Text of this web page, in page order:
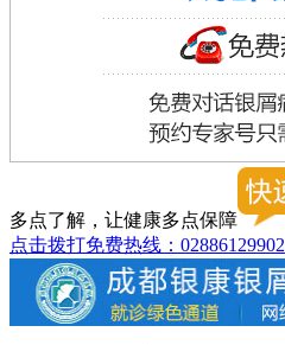
多点了解，让健康多点保障
点击拨打免费热线：02886129902